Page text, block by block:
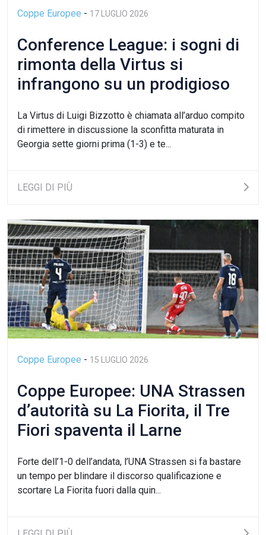
Coppe Europee - 17 LUGLIO 2026
Conference League: i sogni di
rimonta della Virtus si
infrangono su un prodigioso
La Virtus di Luigi Bizzotto è chiamata all’arduo compito
di rimettere in discussione la sconfitta maturata in
Georgia sette giorni prima (1-3) e te...
LEGGI DI PIÙ
Coppe Europee - 15 LUGLIO 2026
Coppe Europee: UNA Strassen
d’autorità su La Fiorita, il Tre
Fiori spaventa il Larne
Forte dell’1-0 dell’andata, l’UNA Strassen si fa bastare
un tempo per blindare il discorso qualificazione e
scortare La Fiorita fuori dalla quin...